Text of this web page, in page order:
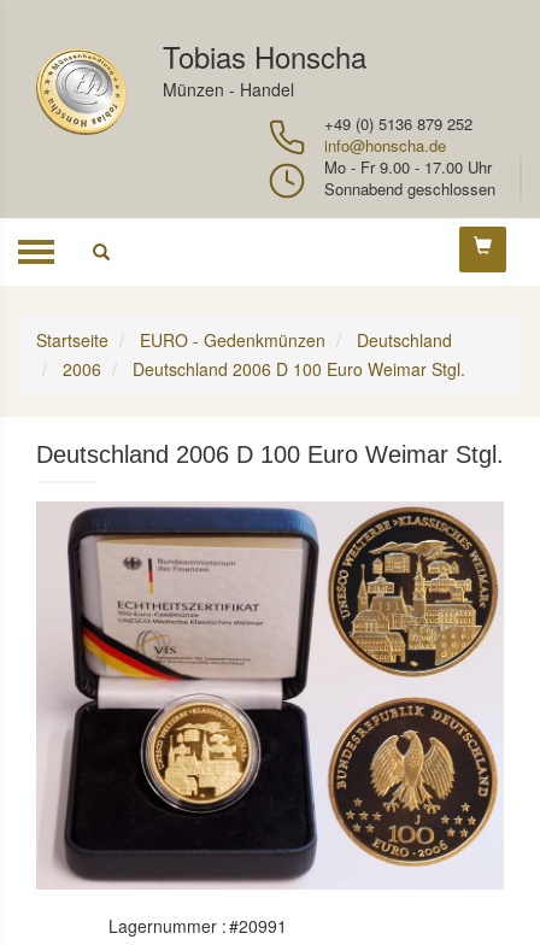
Tobias Honscha
Münzen - Handel
+49 (0) 5136 879 252
info@honscha.de
Mo - Fr 9.00 - 17.00 Uhr
Sonnabend geschlossen
Toggle
Startseite EURO - Gedenkmünzen
Deutschland
2006
Deutschland 2006 D 100 Euro Weimar Stgl.
Deutschland 2006 D 100 Euro Weimar Stgl.
Lagernummer :#20991